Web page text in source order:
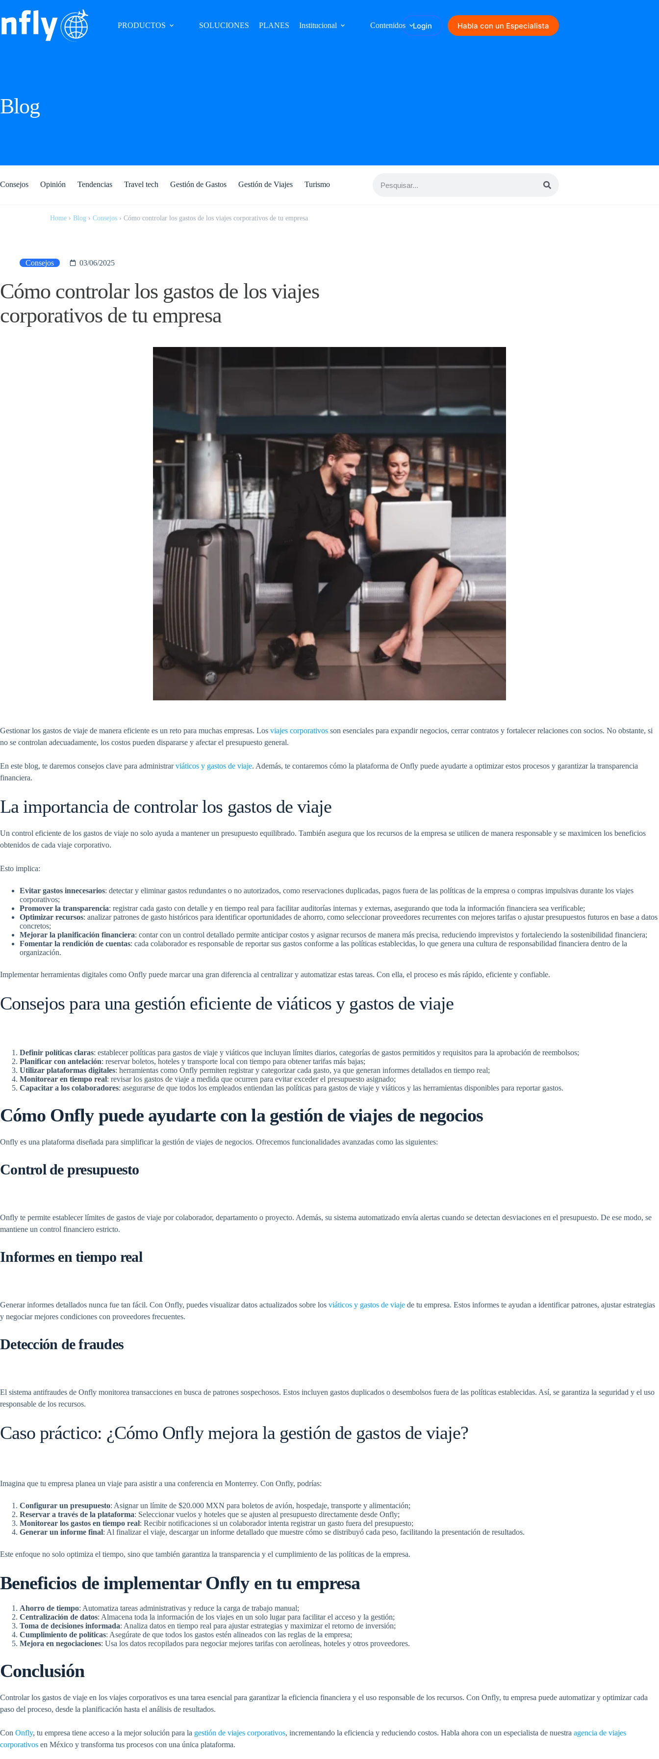
PRODUCTOS SOLUCIONES PLANES Institucional Contenidos Login Habla con un Especialista
Blog
Consejos Opinión Tendencias Travel tech Gestión de Gastos Gestión de Viajes Turismo
Home › Blog › Consejos › Cómo controlar los gastos de los viajes corporativos de tu empresa
Consejos 03/06/2025
Cómo controlar los gastos de los viajes
corporativos de tu empresa
Gestionar los gastos de viaje de manera eficiente es un reto para muchas empresas. Los viajes corporativos son esenciales para expandir negocios, cerrar contratos y fortalecer relaciones con socios. No obstante, si
no se controlan adecuadamente, los costos pueden dispararse y afectar el presupuesto general.
En este blog, te daremos consejos clave para administrarviáticos y gastos de viaje. Además, te contaremos cómo la plataforma de Onfly puede ayudarte a optimizar estos procesos y garantizar la transparencia
financiera.
La importancia de controlar los gastos de viaje
Un control eficiente de los gastos de viaje no solo ayuda a mantener un presupuesto equilibrado. También asegura que los recursos de la empresa se utilicen de manera responsable y se maximicen los beneficios
obtenidos de cada viaje corporativo.
Esto implica:
Evitar gastos innecesarios: detectar y eliminar gastos redundantes o no autorizados, como reservaciones duplicadas, pagos fuera de las políticas de la empresa o compras impulsivas durante los viajes
corporativos;
Promover la transparencia: registrar cada gasto con detalle y en tiempo real para facilitar auditorías internas y externas, asegurando que toda la información financiera sea verificable;
Optimizar recursos: analizar patrones de gasto históricos para identificar oportunidades de ahorro, como seleccionar proveedores recurrentes con mejores tarifas o ajustar presupuestos futuros en base a datos
concretos;
Mejorar la planificación financiera: contar con un control detallado permite anticipar costos y asignar recursos de manera más precisa, reduciendo imprevistos y fortaleciendo la sostenibilidad financiera;
Fomentar la rendición de cuentas: cada colaborador es responsable de reportar sus gastos conforme a las políticas establecidas, lo que genera una cultura de responsabilidad financiera dentro de la
organización.
Implementar herramientas digitales como Onfly puede marcar una gran diferencia al centralizar y automatizar estas tareas. Con ella, el proceso es más rápido, eficiente y confiable.
Consejos para una gestión eficiente de viáticos y gastos de viaje
Definir políticas claras: establecer políticas para gastos de viaje y viáticos que incluyan límites diarios, categorías de gastos permitidos y requisitos para la aprobación de reembolsos;
Planificar con antelación: reservar boletos, hoteles y transporte local con tiempo para obtener tarifas más bajas;
Utilizar plataformas digitales: herramientas como Onfly permiten registrar y categorizar cada gasto, ya que generan informes detallados en tiempo real;
Monitorear en tiempo real: revisar los gastos de viaje a medida que ocurren para evitar exceder el presupuesto asignado;
Capacitar a los colaboradores: asegurarse de que todos los empleados entiendan las políticas para gastos de viaje y viáticos y las herramientas disponibles para reportar gastos.
Cómo Onfly puede ayudarte con la gestión de viajes de negocios
Onfly es una plataforma diseñada para simplificar la gestión de viajes de negocios. Ofrecemos funcionalidades avanzadas como las siguientes:
Control de presupuesto
Onfly te permite establecer límites de gastos de viaje por colaborador, departamento o proyecto. Además, su sistema automatizado envía alertas cuando se detectan desviaciones en el presupuesto. De ese modo, se
mantiene un control financiero estricto.
Informes en tiempo real
Generar informes detallados nunca fue tan fácil. Con Onfly, puedes visualizar datos actualizados sobre los viáticos y gastos de viaje de tu empresa. Estos informes te ayudan a identificar patrones, ajustar estrategias
y negociar mejores condiciones con proveedores frecuentes.
Detección de fraudes
El sistema antifraudes de Onfly monitorea transacciones en busca de patrones sospechosos. Estos incluyen gastos duplicados o desembolsos fuera de las políticas establecidas. Así, se garantiza la seguridad y el uso
responsable de los recursos.
Caso práctico: ¿Cómo Onfly mejora la gestión de gastos de viaje?
Imagina que tu empresa planea un viaje para asistir a una conferencia en Monterrey. Con Onfly, podrías:
Configurar un presupuesto: Asignar un límite de $20.000 MXN para boletos de avión, hospedaje, transporte y alimentación;
Reservar a través de la plataforma: Seleccionar vuelos y hoteles que se ajusten al presupuesto directamente desde Onfly;
Monitorear los gastos en tiempo real: Recibir notificaciones si un colaborador intenta registrar un gasto fuera del presupuesto;
Generar un informe final: Al finalizar el viaje, descargar un informe detallado que muestre cómo se distribuyó cada peso, facilitando la presentación de resultados.
Este enfoque no solo optimiza el tiempo, sino que también garantiza la transparencia y el cumplimiento de las políticas de la empresa.
Beneficios de implementar Onfly en tu empresa
Ahorro de tiempo: Automatiza tareas administrativas y reduce la carga de trabajo manual;
Centralización de datos: Almacena toda la información de los viajes en un solo lugar para facilitar el acceso y la gestión;
Toma de decisiones informada: Analiza datos en tiempo real para ajustar estrategias y maximizar el retorno de inversión;
Cumplimiento de políticas: Asegúrate de que todos los gastos estén alineados con las reglas de la empresa;
Mejora en negociaciones: Usa los datos recopilados para negociar mejores tarifas con aerolíneas, hoteles y otros proveedores.
Conclusión
Controlar los gastos de viaje en los viajes corporativos es una tarea esencial para garantizar la eficiencia financiera y el uso responsable de los recursos. Con Onfly, tu empresa puede automatizar y optimizar cada
paso del proceso, desde la planificación hasta el análisis de resultados.
Con Onfly, tu empresa tiene acceso a la mejor solución para la gestión de viajes corporativos, incrementando la eficiencia y reduciendo costos. Habla ahora con un especialista de nuestra agencia de viajes
corporativos en México y transforma tus procesos con una única plataforma.